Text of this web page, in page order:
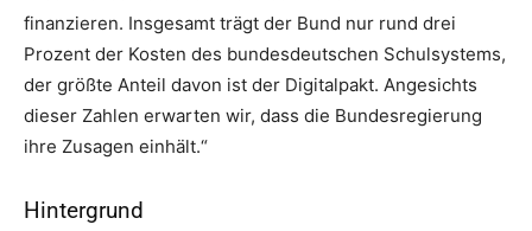
finanzieren. Insgesamt trägt der Bund nur rund drei
Prozent der Kosten des bundesdeutschen Schulsystems,
der größte Anteil davon ist der Digitalpakt. Angesichts
dieser Zahlen erwarten wir, dass die Bundesregierung
ihre Zusagen einhält.“
Hintergrund